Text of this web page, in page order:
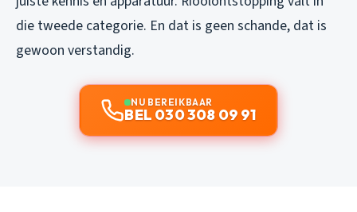
die tweede categorie. En dat is geen schande, dat is
gewoon verstandig.
NU BEREIKBAAR
BEL 030 308 09 91